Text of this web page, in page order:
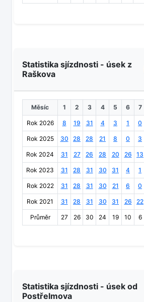
Statistika sjízdnosti - úsek z
Raškova
Měsíc 1 2 3 4 5 6 7
Rok 2026 8 19 31 4 3 1 0
Rok 2025 30 28 28 21 8 0 3
Rok 2024 31 27 26 28 20 26 13
Rok 2023 31 28 31 30 31 4 1
Rok 2022 31 28 31 30 21 6 0
Rok 2021 31 28 31 30 31 26 22
Průměr 27 26 30 24 19 10 6
Statistika sjízdnosti - úsek od
Postřelmova